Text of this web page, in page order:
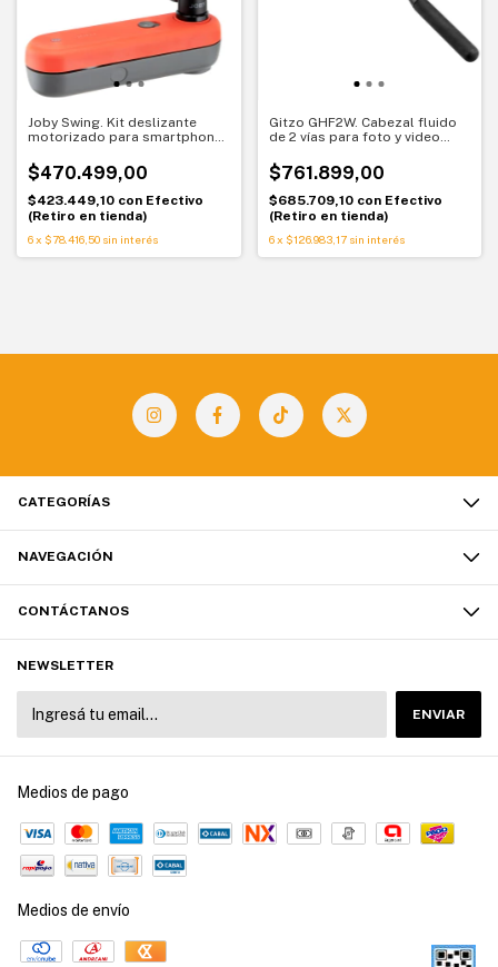
Joby Swing. Kit deslizante
motorizado para smartphone
$470.499,00
$423.449,10 con Efectivo
(Retiro en tienda)
6x $78.416,50 sin interés
Gitzo GHF2W. Cabezal fluido
de 2 vías para foto y video
$761.899,00
$685.709,10 con Efectivo
(Retiro en tienda)
6 x $126.983,17 sin interés
CATEGORÍAS
NAVEGACIÓN
CONTÁCTANOS
NEWSLETTER
Medios de pago
Medios de envío